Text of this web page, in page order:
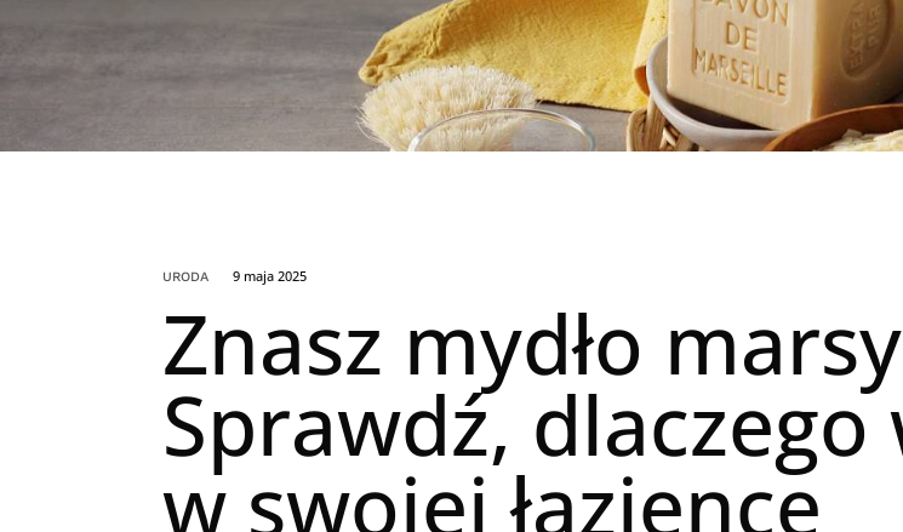
URODA 9 maja 2025
Znasz mydło
Sprawdź,
w swojej łazience